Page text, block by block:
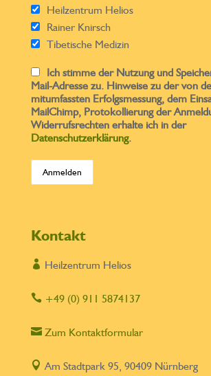
Heilzentrum Helios
Rainer Knirsch
Tibetische Medizin
Ich stimme der Nutzung und
Mail-Adresse zu. Hinweise zu der von
mitumfassten Erfolgsmessung, dem
MailChimp, Protokollierung der
Widerrufsrechten erhalte ich in der
Datenschutzerklärung.
Kontakt
 Heilzentrum Helios
+49 (0) 911 5874137
Zum Kontaktformular
 Am Stadtpark 95, 90409 Nürnberg